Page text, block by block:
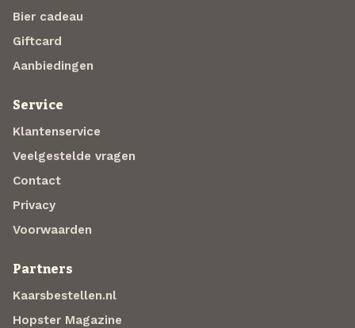
Bier cadeau
Giftcard
Aanbiedingen
Service
Klantenservice
Veelgestelde vragen
Contact
Privacy
Voorwaarden
Partners
Kaarsbestellen.nl
Hopster Magazine